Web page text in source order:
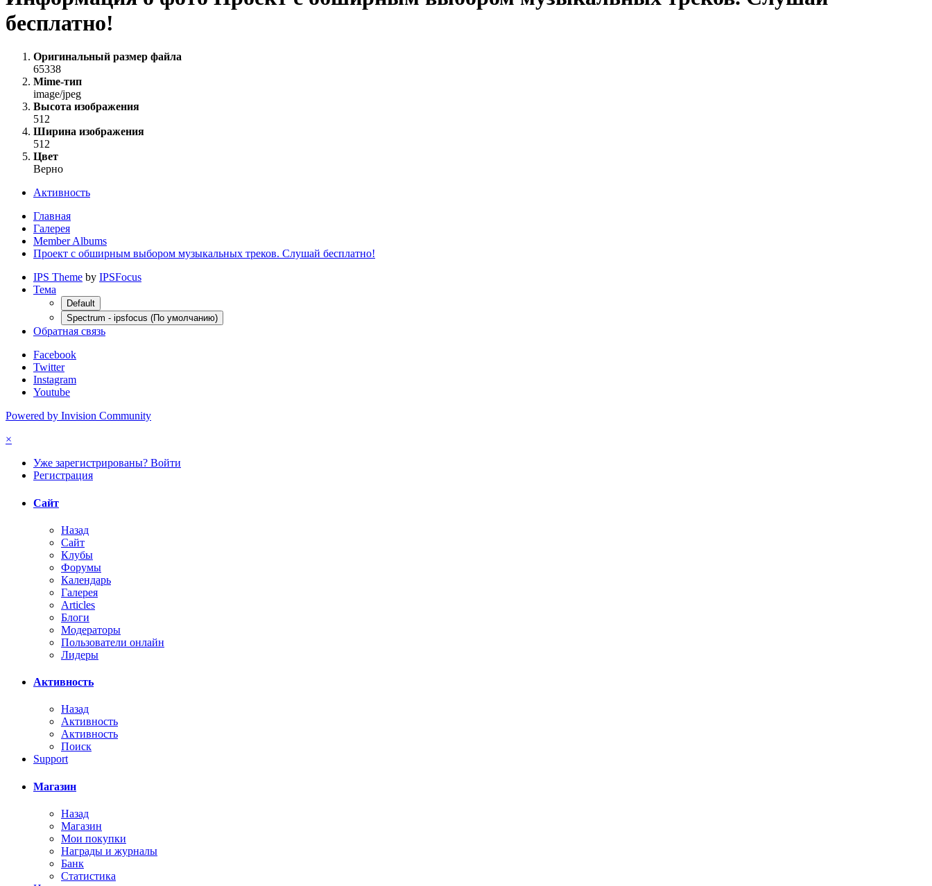
бесплатно!
Оригинальный размер файла
65338
Mime-тип
image/jpeg
Высота изображения
512
Ширина изображения
512
Цвет
Верно
Активность
Главная
Галерея
Member Albums
Проект с обширным выбором музыкальных треков. Слушай бесплатно!
IPS Theme by IPSFocus
Тема
Default
Spectrum - ipsfocus (По умолчанию)
Обратная связь
Facebook
Twitter
Instagram
Youtube
Powered by Invision Community
×
Уже зарегистрированы? Войти
Регистрация
Сайт
Назад
Сайт
Клубы
Форумы
Календарь
Галерея
Articles
Блоги
Модераторы
Пользователи онлайн
Лидеры
Активность
Назад
Активность
Активность
Поиск
Support
Магазин
Назад
Магазин
Мои покупки
Награды и журналы
Банк
Статистика